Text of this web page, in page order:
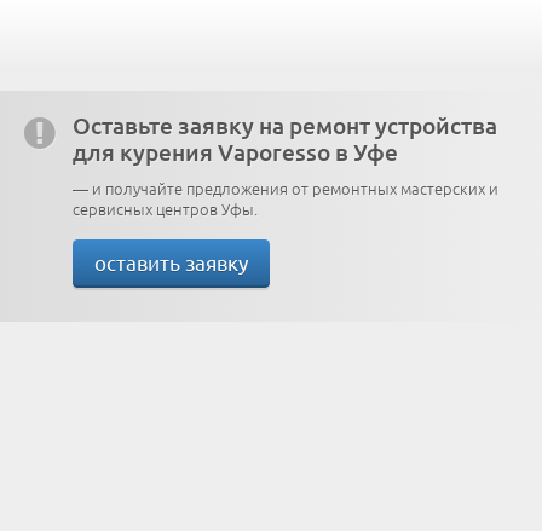
Оставьте заявку на ремонт устройства
для курения Vaporesso в Уфе
— и получайте предложения от ремонтных мастерских и
сервисных центров Уфы.
оставить заявку